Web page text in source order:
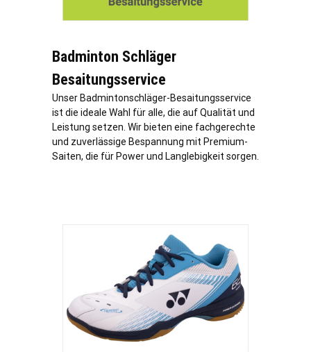
Badminton Schläger
Besaitungsservice
Unser Badmintonschläger-Besaitungsservice
ist die ideale Wahl für alle, die auf Qualität und
Leistung setzen. Wir bieten eine fachgerechte
und zuverlässige Bespannung mit Premium-
Saiten, die für Power und Langlebigkeit sorgen.